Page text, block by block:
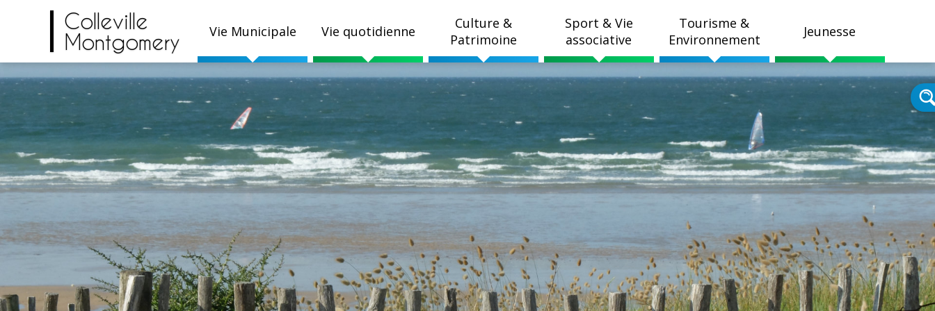
Colleville
Montgomery
Vie Municipale Vie quotidienne
Culture &
Patrimoine
Sport & Vie
associative
Tourisme &
Environnement
Jeunesse